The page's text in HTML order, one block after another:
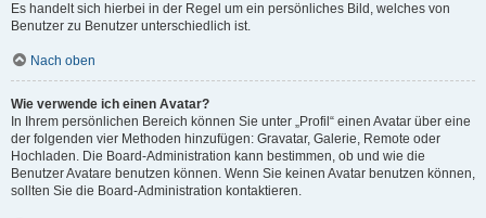
Es handelt sich hierbei in der Regel um ein persönliches Bild, welches von
Benutzer zu Benutzer unterschiedlich ist.
Nach oben
Wie verwende ich einen Avatar?
In Ihrem persönlichen Bereich können Sie unter „Profil“ einen Avatar über eine
der folgenden vier Methoden hinzufügen: Gravatar, Galerie, Remote oder
Hochladen. Die Board-Administration kann bestimmen, ob und wie die
Benutzer Avatare benutzen können. Wenn Sie keinen Avatar benutzen können,
sollten Sie die Board-Administration kontaktieren.